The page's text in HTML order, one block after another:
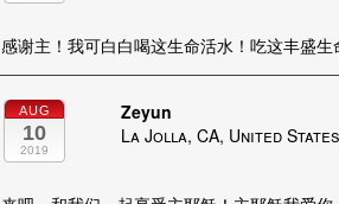
感谢主！我可白白喝这生命活水！吃这丰盛生
AUG
10
2019
Zeyun
La Jolla, CA, United States